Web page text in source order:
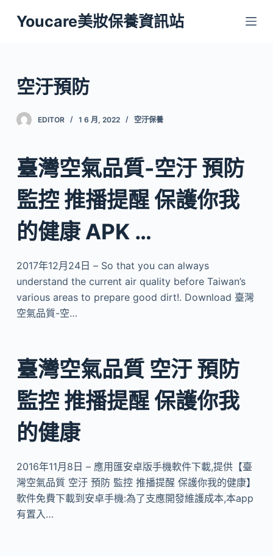
跳
至
內
容
Youcare美妝保養資訊站
空汙預防
EDITOR 1 6 月, 2022 空汙保養
臺灣空氣品質-空汙 預防
監控 推播提醒 保護你我
的健康 APK …
2017年12月24日 – So that you can always
understand the current air quality before Taiwan’s
various areas to prepare good dirt!. Download 臺灣
空氣品質-空…
臺灣空氣品質 空汙 預防
監控 推播提醒 保護你我
的健康
2016年11月8日 – 應用匯安卓版手機軟件下載,提供【臺
灣空氣品質 空汙 預防 監控 推播提醒 保護你我的健康】
軟件免費下載到安卓手機:為了支應開發維護成本,本app
有置入…